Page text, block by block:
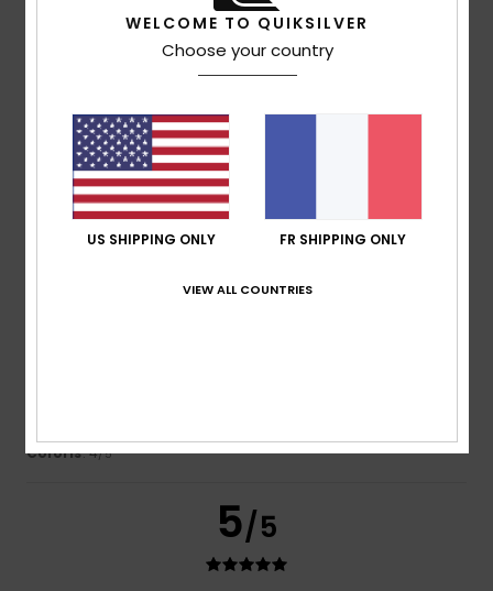
5/5
6 juillet 2026
Une marque je connais bien et j’en suis toujours satisfait
Confort: 5/5 Rapport qualité / prix
parfaiteMatière: 5/5 Coloris
Je recommande ce produit
5/5
Coloris: 4/5
5/5
WELCOME TO QUIKSILVER
Choose your country
US SHIPPING ONLY FR SHIPPING ONLY
VIEW ALL COUNTRIES